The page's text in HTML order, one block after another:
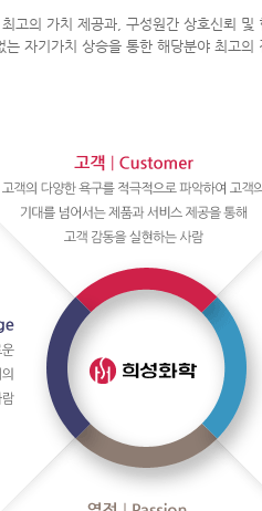
고의 가치 제공과, 구성원간 상호신뢰
자기가치 상승을 통한 해당분야 최고의